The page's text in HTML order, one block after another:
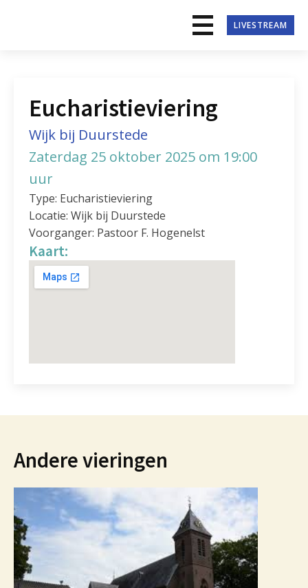
LIVESTREAM
Eucharistieviering
Wijk bij Duurstede
Zaterdag 25 oktober 2025 om 19:00
uur
Type: Eucharistieviering
Locatie: Wijk bij Duurstede
Voorganger: Pastoor F. Hogenelst
Kaart:
Andere vieringen